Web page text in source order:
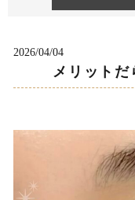
2026/04/04
メリットだ